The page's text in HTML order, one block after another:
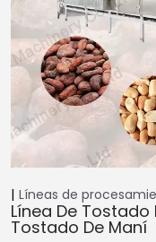
Líneas de
Línea De Tostado
Tostado De Maní